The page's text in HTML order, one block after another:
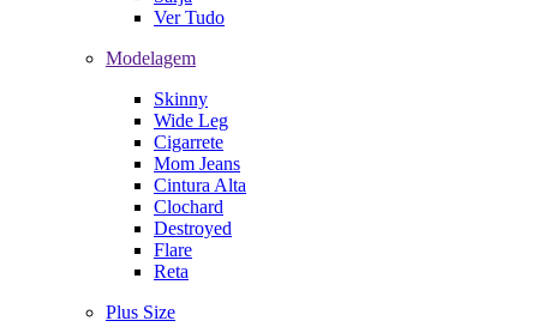
Ver Tudo
Modelagem
Skinny
Wide Leg
Cigarrete
Mom Jeans
Cintura Alta
Clochard
Destroyed
Flare
Reta
Plus Size